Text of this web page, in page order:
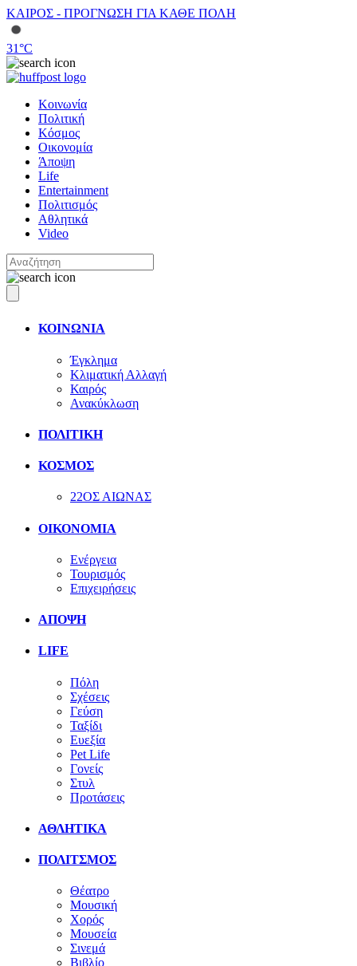
ΚΑΙΡΟΣ - ΠΡΟΓΝΩΣΗ ΓΙΑ ΚΑΘΕ ΠΟΛΗ
31°C
Κοινωνία
Πολιτική
Κόσμος
Οικονομία
Άποψη
Life
Entertainment
Πολιτισμός
Αθλητικά
Video
ΚΟΙΝΩΝΙΑ
Έγκλημα
Κλιματική Αλλαγή
Καιρός
Ανακύκλωση
ΠΟΛΙΤΙΚΗ
ΚΟΣΜΟΣ
22ΟΣ ΑΙΩΝΑΣ
ΟΙΚΟΝΟΜΙΑ
Ενέργεια
Τουρισμός
Επιχειρήσεις
ΑΠΟΨΗ
LIFE
Πόλη
Σχέσεις
Γεύση
Ταξίδι
Ευεξία
Pet Life
Γονείς
Στυλ
Προτάσεις
ΑΘΛΗΤΙΚΑ
ΠΟΛΙΤΣΜΟΣ
Θέατρο
Μουσική
Χορός
Μουσεία
Σινεμά
Βιβλίο